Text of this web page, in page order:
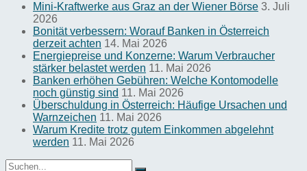
Mini-Kraftwerke aus Graz an der Wiener Börse 3. Juli
2026
Bonität verbessern: Worauf Banken in Österreich
derzeit achten 14. Mai 2026
Energiepreise und Konzerne: Warum Verbraucher
stärker belastet werden 11. Mai 2026
Banken erhöhen Gebühren: Welche Kontomodelle
noch günstig sind 11. Mai 2026
Überschuldung in Österreich: Häufige Ursachen und
Warnzeichen 11. Mai 2026
Warum Kredite trotz gutem Einkommen abgelehnt
werden 11. Mai 2026